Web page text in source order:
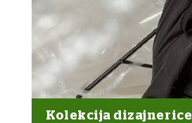
Kolekcija dizajnerice